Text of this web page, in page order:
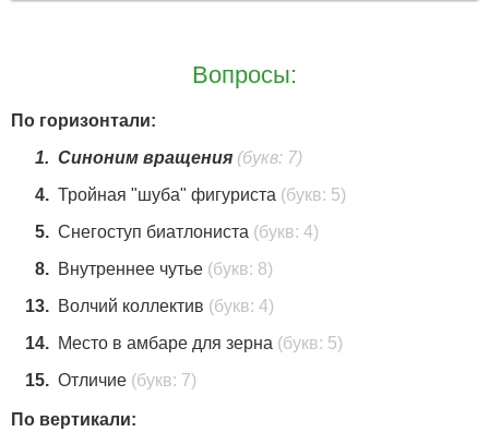
Вопросы:
По горизонтали:
1. Синоним вращения (букв: 7)
4. Тройная "шуба" фигуриста (букв: 5)
5. Снегоступ биатлониста (букв: 4)
8. Внутреннее чутье (букв: 8)
13. Волчий коллектив (букв: 4)
14. Место в амбаре для зерна (букв: 5)
15. Отличие (букв: 7)
По вертикали: